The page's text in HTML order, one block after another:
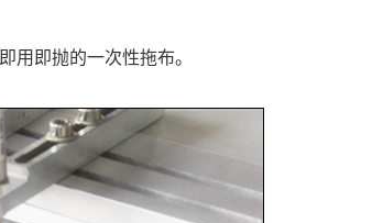
用即抛的一次性拖布。